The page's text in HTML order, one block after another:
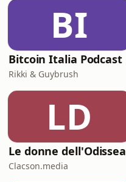
BI
Bitcoin Italia Podcast
Rikki & Guybrush
LD
Le donne dell'Odissea
Clacson.media